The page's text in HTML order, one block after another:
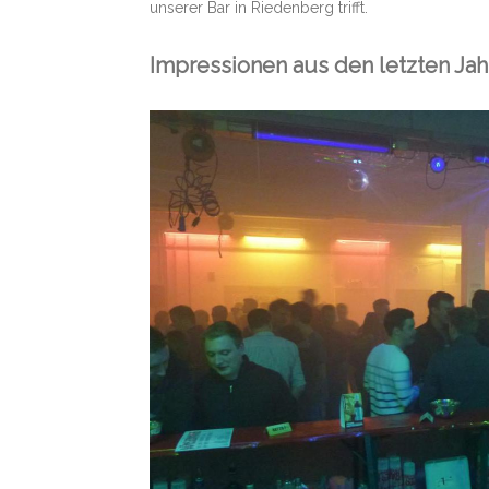
unserer Bar in Riedenberg trifft.
Impressionen aus den letzten